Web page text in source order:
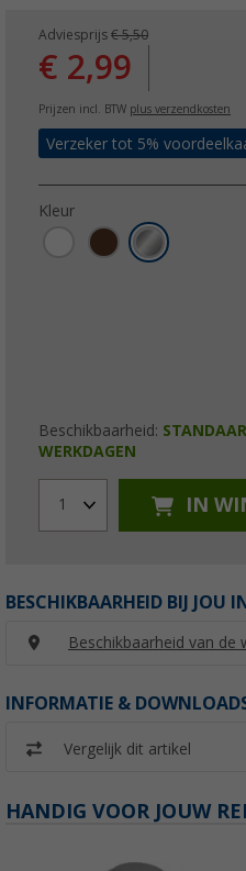
Adviesprijs € 5,50
€ 2,99
Prijzen incl. BTW plus verzendkosten
Verzeker tot 5%
Kleur
Beschikbaarheid:
WERKDAGEN
1 IN
BESCHIKBAARHEID BIJ JOU
Beschikbaarheid van de
INFORMATIE &
Vergelijk dit artikel
HANDIG VOOR JOUW